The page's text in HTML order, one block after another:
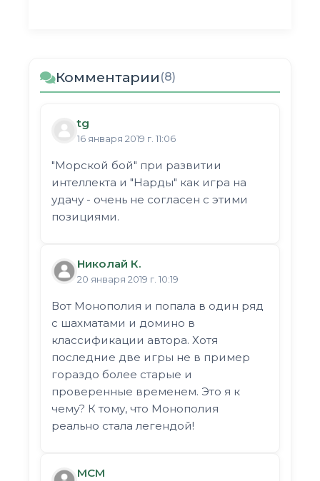
Комментарии (8)
tg
16 января 2019 г. 11:06
"Морской бой" при развитии
интеллекта и "Нарды" как игра на
удачу - очень не согласен с этими
позициями.
Николай К.
20 января 2019 г. 10:19
Вот Монополия и попала в один ряд
с шахматами и домино в
классификации автора. Хотя
последние две игры не в пример
гораздо более старые и
проверенные временем. Это я к
чему? К тому, что Монополия
реально стала легендой!
МСМ